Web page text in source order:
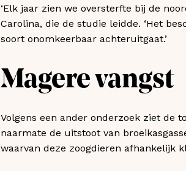
‘Elk jaar zien we oversterfte bij de
Carolina, die de studie leidde. ‘Het
soort onomkeerbaar achteruitgaat.’
Magere vangst
Volgens een ander onderzoek ziet de
naarmate de uitstoot van
waarvan deze zoogdieren afhankelijk